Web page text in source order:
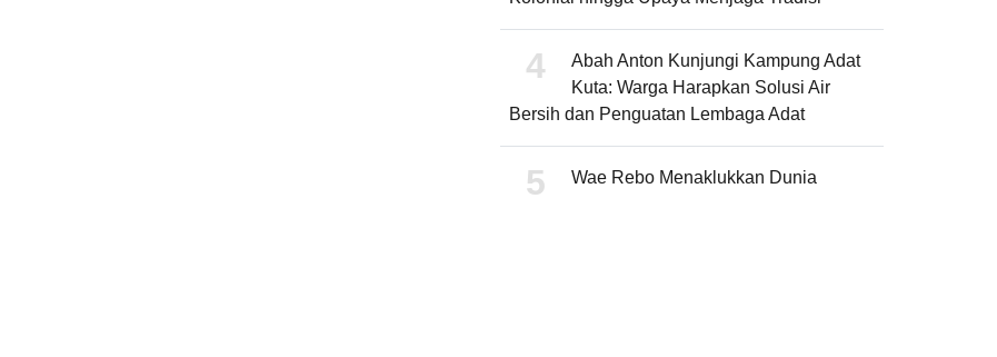
Abah Anton Kunjungi Kampung Adat
Kuta: Warga Harapkan Solusi Air
Bersih dan Penguatan Lembaga Adat
Wae Rebo Menaklukkan Dunia